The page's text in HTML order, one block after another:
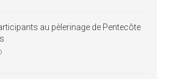
au pèlerinage de Pentecôte